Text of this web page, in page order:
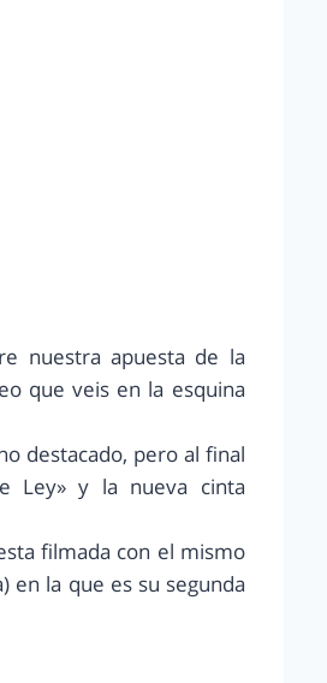
nuestra apuesta de la
que veis en la esquina
destacado, pero al final
Ley» y la nueva cinta
filmada con el mismo
en la que es su segunda